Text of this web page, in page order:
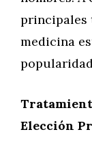
principales
medicina
Elección